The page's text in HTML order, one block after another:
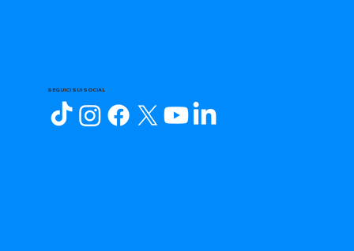
SEGUICI SUI SOCIAL